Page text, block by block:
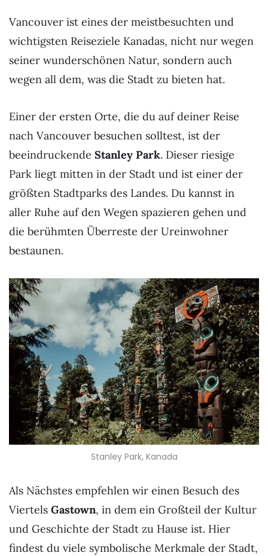
Vancouver ist eines der meistbesuchten und
wichtigsten Reiseziele Kanadas, nicht nur wegen
seiner wunderschönen Natur, sondern auch
wegen all dem, was die Stadt zu bieten hat.
Einer der ersten Orte, die du auf deiner Reise
nach Vancouver besuchen solltest, ist der
beeindruckende Stanley Park. Dieser riesige
Park liegt mitten in der Stadt und ist einer der
größten Stadtparks des Landes. Du kannst in
aller Ruhe auf den Wegen spazieren gehen und
die berühmten Überreste der Ureinwohner
bestaunen.
Stanley Park, Kanada
Als Nächstes empfehlen wir einen Besuch des
Viertels Gastown, in dem ein Großteil der Kultur
und Geschichte der Stadt zu Hause ist. Hier
findest du viele symbolische Merkmale der Stadt,